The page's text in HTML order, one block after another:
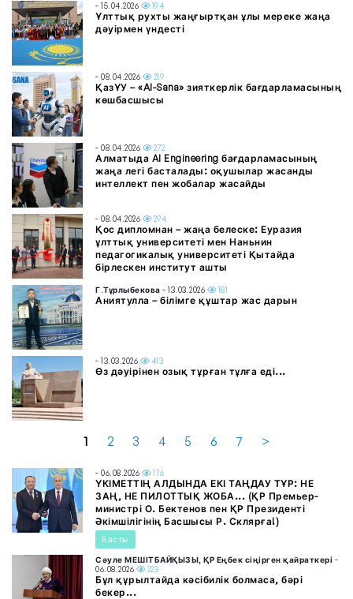
- 15.04.2026 194
Ұлттық рухты жаңғыртқан ұлы мереке жаңа
дәуірмен үндесті
- 08.04.2026 219
ҚазҰУ – «AI-Sana» зияткерлік бағдарламасының
көшбасшысы
- 08.04.2026 272
Алматыда AI Engineering бағдарламасының
жаңа легі басталады: оқушылар жасанды
интеллект пен жобалар жасайды
- 08.04.2026 294
Қос дипломнан – жаңа белеске: Еуразия
ұлттық университеті мен Наньнин
педагогикалық университеті Қытайда
бірлескен институт ашты
Г.Тұрлыбекова - 13.03.2026 181
Аниятулла – білімге құштар жас дарын
- 13.03.2026 413
Өз дәуірінен озық тұрған тұлға еді...
1 2 3 4 5 6 7 >
- 06.08.2026 176
ҮКІМЕТТІҢ АЛДЫНДА ЕКІ ТАҢДАУ ТҰР: НЕ
ЗАҢ, НЕ ПИЛОТТЫҚ ЖОБА... (ҚР Премьер-
министрі О. Бектенов пен ҚР Президенті
Әкімшілігінің Басшысы Р. Склярға!)
Басты
Сәуле МЕШІТБАЙҚЫЗЫ, ҚР Еңбек сіңірген қайраткері -
06.08.2026
223
Бұл құрылтайда кәсібилік болмаса, бәрі
бекер...